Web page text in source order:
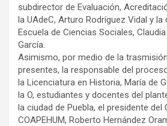
subdirector de Evaluación,
la UAdeC, Arturo Rodríguez Vidal y la
Escuela de Ciencias Sociales,
García.
Asimismo, por medio de la
presentes, la responsable del
la Licenciatura en Historia, María de
la O, estudiantes y docentes del
la ciudad de Puebla, el presidente del
COAPEHUM, Roberto Hernández